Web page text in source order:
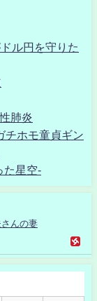
ル円を守りた
肺炎
チホモ童貞ギン
た星空-
さんの妻